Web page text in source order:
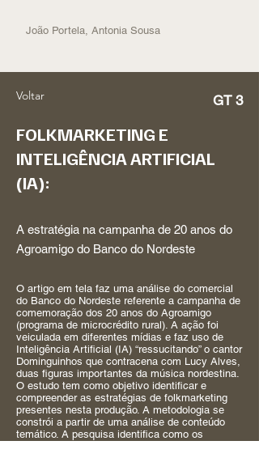
João Portela, Antonia Sousa
Voltar GT 3
FOLKMARKETING E
INTELIGÊNCIA ARTIFICIAL
(IA):
A estratégia na campanha de 20 anos do
Agroamigo do Banco do Nordeste
O artigo em tela faz uma análise do comercial
do Banco do Nordeste referente a campanha de
comemoração dos 20 anos do Agroamigo
(programa de microcrédito rural). A ação foi
veiculada em diferentes mídias e faz uso de
Inteligência Artificial (IA) “ressucitando” o cantor
Dominguinhos que contracena com Lucy Alves,
duas figuras importantes da música nordestina.
O estudo tem como objetivo identificar e
compreender as estratégias de folkmarketing
presentes nesta produção. A metodologia se
constrói a partir de uma análise de conteúdo
temático. A pesquisa identifica como os